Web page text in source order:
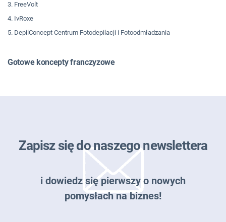
3. FreeVolt
4. IvRoxe
5. DepilConcept Centrum Fotodepilacji i Fotoodmładzania
Gotowe koncepty franczyzowe
Zapisz się do naszego newslettera
i dowiedz się pierwszy o nowych
pomysłach na biznes!